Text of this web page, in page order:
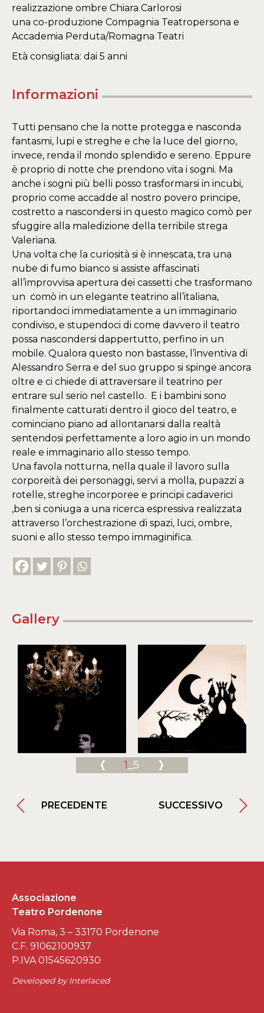
realizzazione ombre Chiara Carlorosi
una co-produzione Compagnia Teatropersona e
Accademia Perduta/Romagna Teatri
Età consigliata: dai 5 anni
Informazioni
Tutti pensano che la notte protegga e nasconda
fantasmi, lupi e streghe e che la luce del giorno,
invece, renda il mondo splendido e sereno. Eppure
è proprio di notte che prendono vita i sogni. Ma
anche i sogni più belli posso trasformarsi in incubi,
proprio come accadde al nostro povero principe,
costretto a nascondersi in questo magico comò per
sfuggire alla maledizione della terribile strega
Valeriana.
Una volta che la curiosità si è innescata, tra una
nube di fumo bianco si assiste affascinati
all’improvvisa apertura dei cassetti che trasformano
un comò in un elegante teatrino all’italiana,
riportandoci immediatamente a un immaginario
condiviso, e stupendoci di come davvero il teatro
possa nascondersi dappertutto, perfino in un
mobile. Qualora questo non bastasse, l’inventiva di
Alessandro Serra e del suo gruppo si spinge ancora
oltre e ci chiede di attraversare il teatrino per
entrare sul serio nel castello. E i bambini sono
finalmente catturati dentro il gioco del teatro, e
cominciano piano ad allontanarsi dalla realtà
sentendosi perfettamente a loro agio in un mondo
reale e immaginario allo stesso tempo.
Una favola notturna, nella quale il lavoro sulla
corporeità dei personaggi, servi a molla, pupazzi a
rotelle, streghe incorporee e principi cadaverici
,ben si coniuga a una ricerca espressiva realizzata
attraverso l’orchestrazione di spazi, luci, ombre,
suoni e allo stesso tempo immaginifica.
Gallery
1 _5
PRECEDENTE SUCCESSIVO
Associazione
Teatro Pordenone
Via Roma, 3 – 33170 Pordenone
C.F. 91062100937
P.IVA 01545620930
Developed by Interlaced